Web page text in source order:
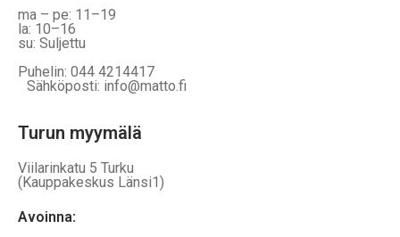
ma – pe: 11–19
la: 10–16
su: Suljettu
Puhelin: 044 4214417
Sähköposti: info@matto.fi
Turun myymälä
Viilarinkatu 5 Turku
(Kauppakeskus Länsi1)
Avoinna: